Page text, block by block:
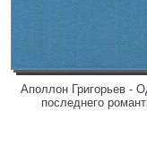
Аполлон Григорьев -
последнего